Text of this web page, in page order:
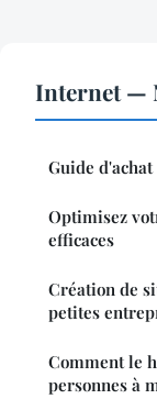
Internet —
Guide
Optimisez
efficaces
Création de
petites
Comment le
personnes à